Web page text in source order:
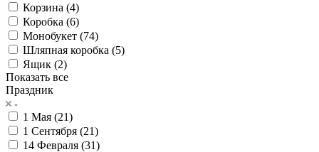
Корзина (4)
Коробка (6)
Монобукет (74)
Шляпная коробка (5)
Ящик (2)
Показать все
Праздник
1 Мая (21)
1 Сентября (21)
14 Февраля (31)